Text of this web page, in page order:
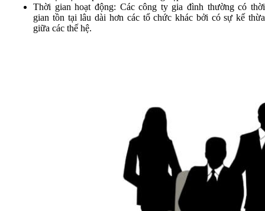
Thời gian hoạt động: Các công ty gia đình thường có thời
gian tồn tại lâu dài hơn các tổ chức khác bởi có sự kế thừa
giữa các thế hệ.